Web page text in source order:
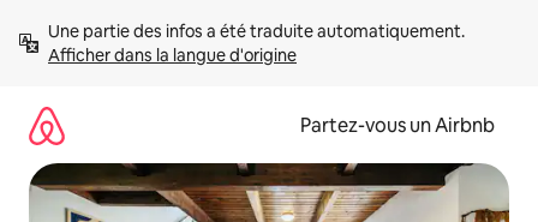
directement
Afficher dans la langue d'origine
Partez-vous un Airbnb